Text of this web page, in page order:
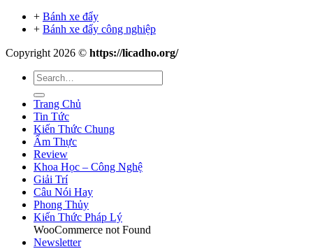
+ Bánh xe đẩy
+ Bánh xe đẩy công nghiệp
Copyright 2026 © https://licadho.org/
Trang Chủ
Tin Tức
Kiến Thức Chung
Ẩm Thực
Review
Khoa Học – Công Nghệ
Giải Trí
Câu Nói Hay
Phong Thủy
Kiến Thức Pháp Lý
WooCommerce not Found
Newsletter